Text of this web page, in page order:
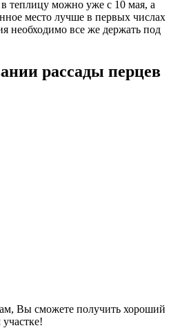
в теплицу можно уже с 10 мая, а
место лучше в первых числах
необходимо все же держать под
рассады перцев
Вы сможете получить хороший